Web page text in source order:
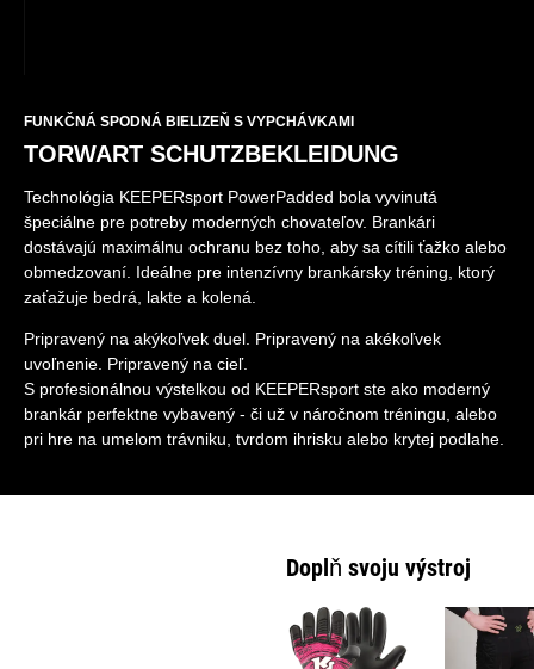
FUNKČNÁ SPODNÁ BIELIZEŇ S VYPCHÁVKAMI
TORWART SCHUTZBEKLEIDUNG
Technológia KEEPERsport PowerPadded bola vyvinutá
špeciálne pre potreby moderných chovateľov. Brankári
dostávajú maximálnu ochranu bez toho, aby sa cítili ťažko alebo
obmedzovaní. Ideálne pre intenzívny brankársky tréning, ktorý
zaťažuje bedrá, lakte a kolená.
Pripravený na akýkoľvek duel. Pripravený na akékoľvek
uvoľnenie. Pripravený na cieľ.
S profesionálnou výstelkou od KEEPERsport ste ako moderný
brankár perfektne vybavený - či už v náročnom tréningu, alebo
pri hre na umelom trávniku, tvrdom ihrisku alebo krytej podlahe.
Doplň svoju výstroj